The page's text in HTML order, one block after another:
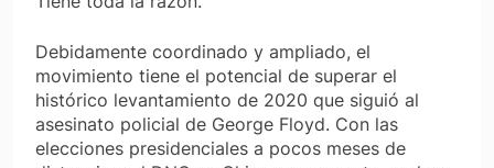
Debidamente coordinado y ampliado, el
movimiento tiene el potencial de superar el
histórico levantamiento de 2020 que siguió al
asesinato policial de George Floyd. Con las
elecciones presidenciales a pocos meses de